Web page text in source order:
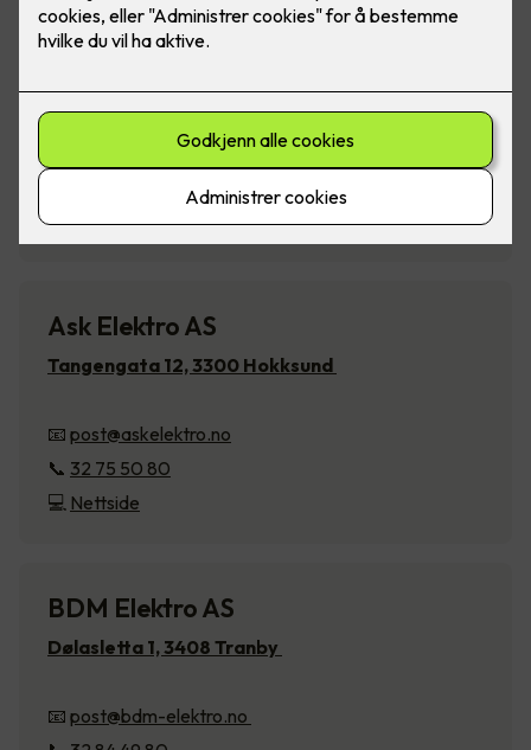
Assistent Partner AS
post@assistentpartner.no
💻Nettside
Ask Elektro AS
Tangengata 12, 3300 Hokksund
📧 post@askelektro.no
📞 32 75 50 80
💻 Nettside
BDM Elektro AS
Dølasletta 1, 3408 Tranby
📧 post@bdm-elektro.no